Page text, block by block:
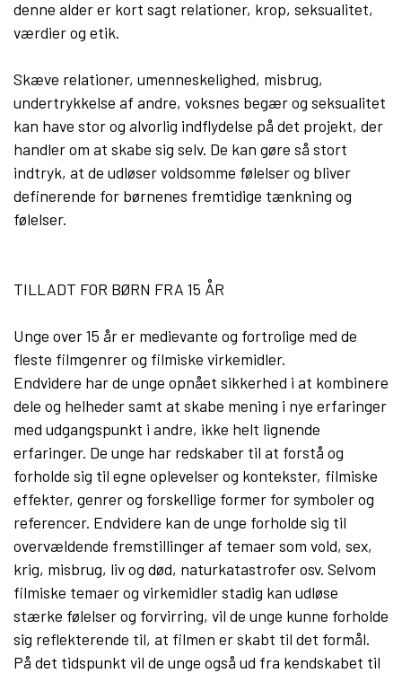
denne alder er kort sagt relationer, krop, seksualitet,
værdier og etik.
Skæve relationer, umenneskelighed, misbrug,
undertrykkelse af andre, voksnes begær og seksualitet
kan have stor og alvorlig indflydelse på det projekt, der
handler om at skabe sig selv. De kan gøre så stort
indtryk, at de udløser voldsomme følelser og bliver
definerende for børnenes fremtidige tænkning og
følelser.
TILLADT FOR BØRN FRA 15 ÅR
Unge over 15 år er medievante og fortrolige med de
fleste filmgenrer og filmiske virkemidler.
Endvidere har de unge opnået sikkerhed i at kombinere
dele og helheder samt at skabe mening i nye erfaringer
med udgangspunkt i andre, ikke helt lignende
erfaringer. De unge har redskaber til at forstå og
forholde sig til egne oplevelser og kontekster, filmiske
effekter, genrer og forskellige former for symboler og
referencer. Endvidere kan de unge forholde sig til
overvældende fremstillinger af temaer som vold, sex,
krig, misbrug, liv og død, naturkatastrofer osv. Selvom
filmiske temaer og virkemidler stadig kan udløse
stærke følelser og forvirring, vil de unge kunne forholde
sig reflekterende til, at filmen er skabt til det formål.
På det tidspunkt vil de unge også ud fra kendskabet til